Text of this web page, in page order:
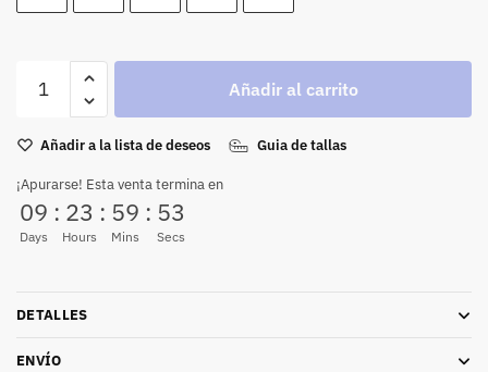
Añadir al carrito
Añadir a la lista de deseos Guia de tallas
¡Apurarse! Esta venta termina en
09
Days
: 23
Hours
: 59
Mins
: 52
Secs
DETALLES
ENVÍO